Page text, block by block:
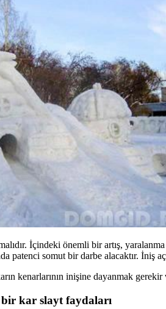
İçindeki önemli bir artış,
patenci somut bir darbe alacaktır. İniş
kenarlarının inişine dayanmak
kar slayt faydaları